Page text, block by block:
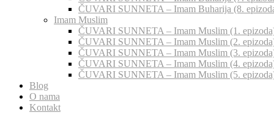
ČUVARI SUNNETA – Imam Buharija (8.
Imam Muslim
ČUVARI SUNNETA – Imam Muslim (1.
ČUVARI SUNNETA – Imam Muslim (2.
ČUVARI SUNNETA – Imam Muslim (3.
ČUVARI SUNNETA – Imam Muslim (4.
ČUVARI SUNNETA – Imam Muslim (5.
Blog
O nama
Kontakt